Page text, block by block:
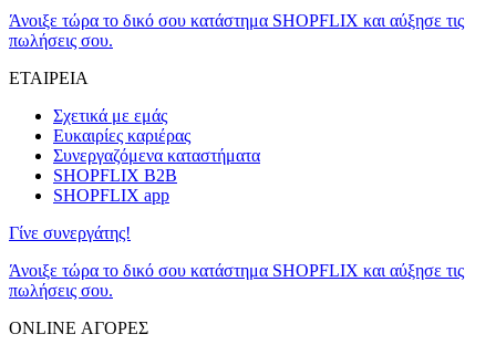
Άνοιξε τώρα το δικό σου κατάστημα SHOPFLIX και αύξησε τις
πωλήσεις σου.
ΕΤΑΙΡΕΙΑ
Σχετικά με εμάς
Ευκαιρίες καριέρας
Συνεργαζόμενα καταστήματα
SHOPFLIX B2B
SHOPFLIX app
Γίνε συνεργάτης!
Άνοιξε τώρα το δικό σου κατάστημα SHOPFLIX και αύξησε τις
πωλήσεις σου.
ONLINE ΑΓΟΡΕΣ